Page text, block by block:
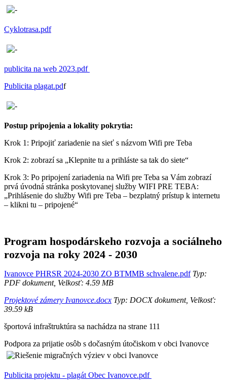
Cyklotrasa.pdf
publicita na web 2023.pdf
Publicita plagat.pdf
Postup pripojenia a lokality pokrytia:
Krok 1: Pripojiť zariadenie na sieť s názvom Wifi pre Teba
Krok 2: zobrazí sa „Klepnite tu a prihláste sa tak do siete“
Krok 3: Po pripojení zariadenia na Wifi pre Teba sa Vám zobrazí
prvá úvodná stránka poskytovanej služby WIFI PRE TEBA:
„Prihlásenie do služby Wifi pre Teba – bezplatný prístup k internetu
– klikni tu – pripojené“
Program hospodárskeho rozvoja a sociálneho
rozvoja na roky 2024 - 2030
Ivanovce PHRSR 2024-2030 ZO BTMMB schvalene.pdfTyp:
PDF dokument, Velkosť: 4.59 MB
Projektové zámery Ivanovce.docx Typ: DOCX dokument, Velkosť:
39.59 kB
športová infraštruktúra sa nachádza na strane 111
Podpora za prijatie osôb s dočasným útočiskom v obci Ivanovce
Publicita projektu - plagát Obec Ivanovce.pdf